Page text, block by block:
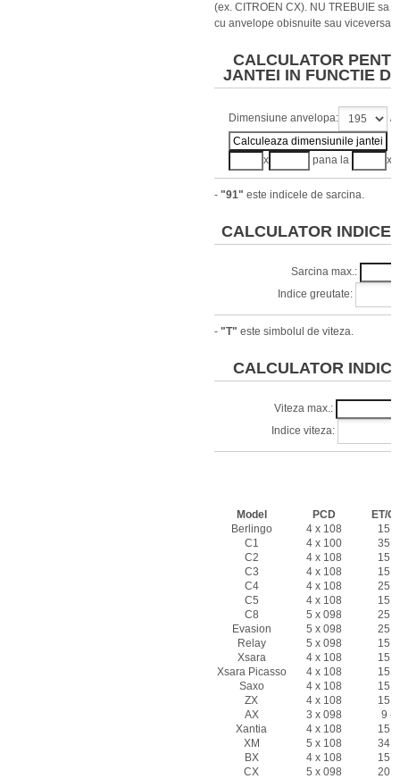
(ex. CITROEN CX). NU TREBUIE sa
cu anvelope obisnuite sau viceversa.
CALCULATOR
JANTEI IN FUNCTIE
Dimensiune anvelopa: /
x pana la x
- "91" este indicele de sarcina.
CALCULATOR INDICE
Sarcina max.:
Indice greutate:
- "T" este simbolul de viteza.
CALCULATOR
Viteza max.:
Indice viteza:
Model PCD
ET/
Berlingo
4 x 108
15 -
C1
4 x 100
35 -
C2
4 x 108
15 -
C3
4 x 108
15 -
C4
4 x 108
25 -
C5
4 x 108
15 -
C8
5 x 098
25 -
Evasion
5 x 098
25 -
Relay
5 x 098
15 -
Xsara
4 x 108
15 -
Xsara Picasso
4 x 108
15 -
Saxo
4 x 108
15 -
ZX
4 x 108
15 -
AX
3 x 098
9 -
Xantia
4 x 108
15 -
XM
5 x 108
34 -
BX
4 x 108
15 -
CX
5 x 098 20 -